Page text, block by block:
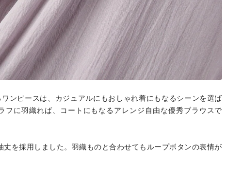
ンピースは、カジュアルにもおしゃれ着にもなるシーンを選ば
に羽織れば、コートにもなるアレンジ自由な優秀ブラウスで
を採用しました。羽織ものと合わせてもループボタンの表情が